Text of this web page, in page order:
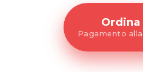
Ordina
Pagamento